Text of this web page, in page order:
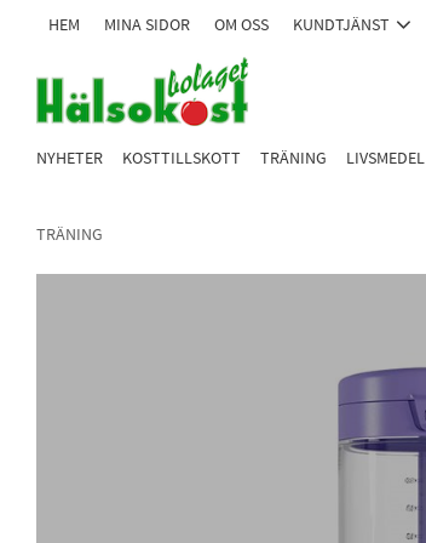
HEM MINA SIDOR OM OSS KUNDTJÄNST
NYHETER KOSTTILLSKOTT TRÄNING LIVSMEDEL
TRÄNING